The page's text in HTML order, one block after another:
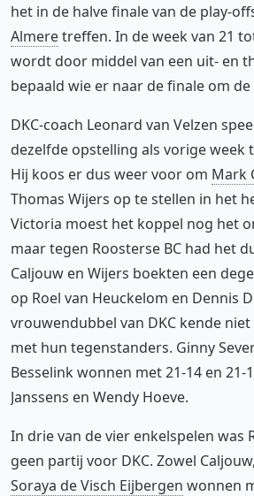
het in de halve finale van de play-
Almeretreffen. In de week van 21
wordt door middel van een uit- en
bepaald wie er naar de finale om
DKC-coach Leonard van Velzen
dezelfde opstelling als vorige week
Hij koos er dus weer voor om Mark
Thomas Wijers op te stellen in het
Victoria moest het koppel nog het
maar tegen Roosterse BC had het
Caljouw en Wijers boekten een
op Roel van Heuckelom en Dennis
vrouwendubbel van DKC kende
met hun tegenstanders. Ginny
Besselink wonnen met 21-14 en 21-
Janssens en Wendy Hoeve.
In drie van de vier enkelspelen was
geen partij voor DKC. Zowel
Soraya de Visch Eijbergen wonnen